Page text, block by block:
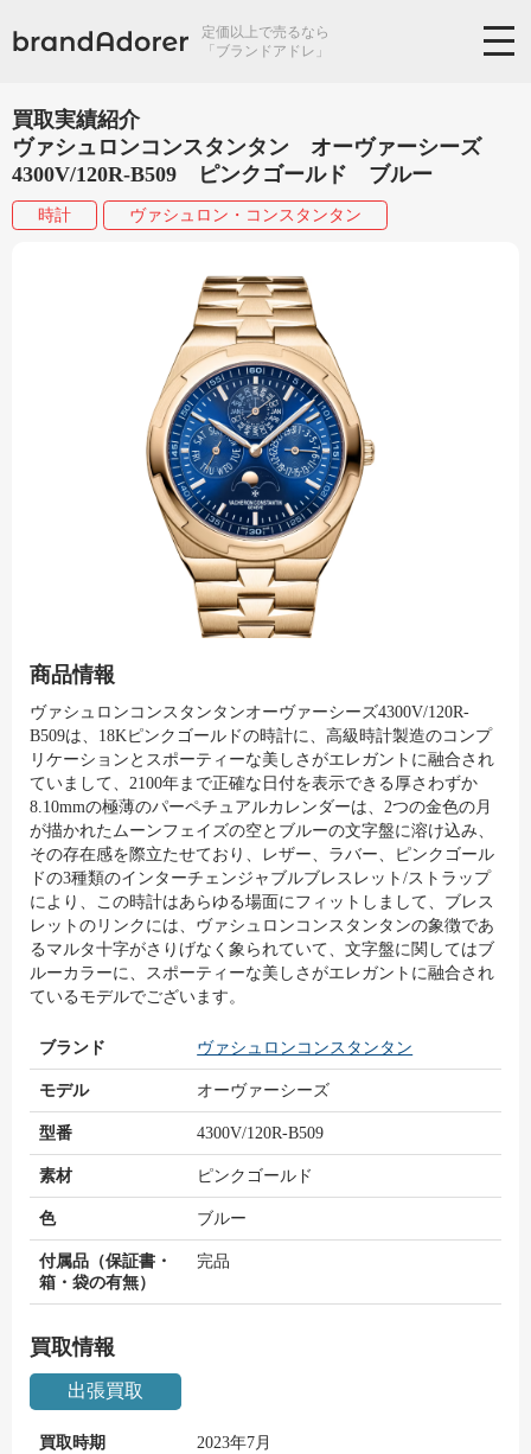
定価以上で売るなら
「ブランドアドレ」
買取実績紹介
ヴァシュロンコンスタンタン オーヴァーシーズ
4300V/120R-B509 ピンクゴールド ブルー
時計 ヴァシュロン・コンスタンタン
商品情報
ヴァシュロンコンスタンタンオーヴァーシーズ4300V/120R-
B509は、18Kピンクゴールドの時計に、高級時計製造のコンプ
リケーションとスポーティーな美しさがエレガントに融合され
ていまして、2100年まで正確な日付を表示できる厚さわずか
8.10mmの極薄のパーペチュアルカレンダーは、2つの金色の月
が描かれたムーンフェイズの空とブルーの文字盤に溶け込み、
その存在感を際立たせており、レザー、ラバー、ピンクゴール
ドの3種類のインターチェンジャブルブレスレット/ストラップ
により、この時計はあらゆる場面にフィットしまして、ブレス
レットのリンクには、ヴァシュロンコンスタンタンの象徴であ
るマルタ十字がさりげなく象られていて、文字盤に関してはブ
ルーカラーに、スポーティーな美しさがエレガントに融合され
ているモデルでございます。
ブランド ヴァシュロンコンスタンタン
モデル オーヴァーシーズ
型番 4300V/120R-B509
素材 ピンクゴールド
色 ブルー
付属品（保証書・
箱・袋の有無）
完品
買取情報
出張買取
買取時期 2023年7月